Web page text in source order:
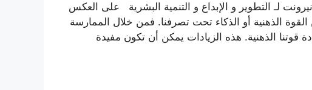
لـ التطوير و الإبداع و التنمية البشرية على العكس
القوة الذهنية أو الذكاء تحت تصرفنا. فمن خلال الممارسة
قوتنا الذهنية. هذه الزيادات يمكن أن تكون مفيدة